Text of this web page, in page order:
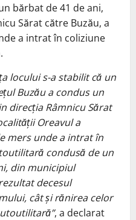
bărbat de 41 de ani,
Sărat către Buzău, a
a intrat în coliziune
locului s-a stabilit că un
Buzău a condus un
direcția Râmnicu Sărat
Oreavul a
mers unde a intrat în
condusă de un
din municipiul
decesul
cât și rănirea celor
, a declarat